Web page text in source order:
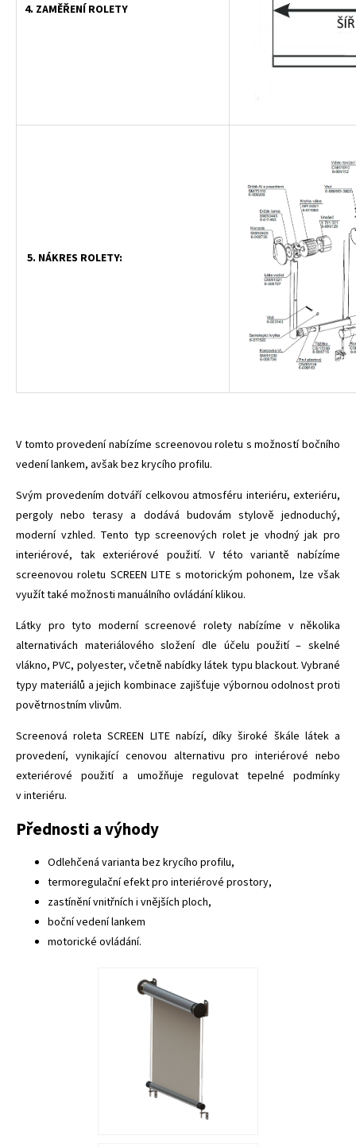
4. ZAMĚŘENÍ ROLETY
5. NÁKRES ROLETY:
V tomto provedení nabízíme screenovou roletu s možností bočního
vedení lankem, avšak bez krycího profilu.
Svým provedením dotváří celkovou atmosféru interiéru, exteriéru,
pergoly nebo terasy a dodává budovám stylově jednoduchý,
moderní vzhled. Tento typ screenových rolet je vhodný jak pro
interiérové, tak exteriérové použití. V této variantě nabízíme
screenovou roletu SCREEN LITE s motorickým pohonem, lze však
využít také možnosti manuálního ovládání klikou.
Látky pro tyto moderní screenové rolety nabízíme v několika
alternativách materiálového složení dle účelu použití – skelné
vlákno, PVC, polyester, včetně nabídky látek typu blackout. Vybrané
typy materiálů a jejich kombinace zajišťuje výbornou odolnost proti
povětrnostním vlivům.
Screenová roleta SCREEN LITE nabízí, díky široké škále látek a
provedení, vynikající cenovou alternativu pro interiérové nebo
exteriérové použití a umožňuje regulovat tepelné podmínky
v interiéru.
Přednosti a výhody
Odlehčená varianta bez krycího profilu,
termoregulační efekt pro interiérové prostory,
zastínění vnitřních i vnějších ploch,
boční vedení lankem
motorické ovládání.